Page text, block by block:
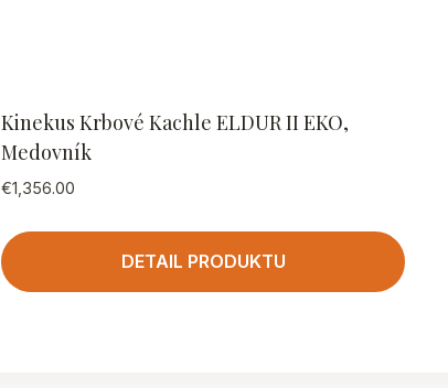
Kinekus Krbové Kachle ELDUR II EKO,
Medovník
€1,356.00
DETAIL PRODUKTU